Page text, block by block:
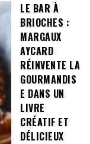
LE BAR À
BRIOCHES :
MARGAUX
AYCARD
RÉINVENTE LA
GOURMANDIS
E DANS UN
LIVRE
CRÉATIF ET
DÉLICIEUX